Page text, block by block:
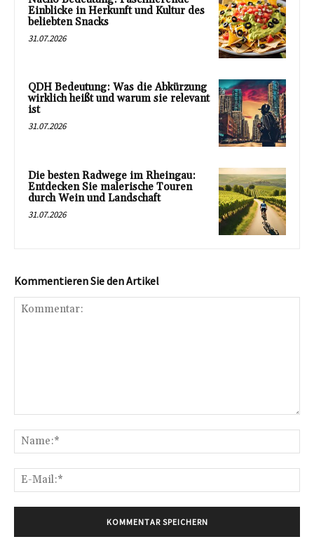
Einblicke in Herkunft und Kultur des
beliebten Snacks
31.07.2026
QDH Bedeutung: Was die Abkürzung
wirklich heißt und warum sie relevant
ist
31.07.2026
Die besten Radwege im Rheingau:
Entdecken Sie malerische Touren
durch Wein und Landschaft
31.07.2026
Kommentieren Sie den Artikel